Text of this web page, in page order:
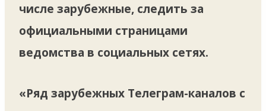
числе зарубежные, следить за
официальными страницами
ведомства в социальных сетях.
«Ряд зарубежных Телеграм-каналов с